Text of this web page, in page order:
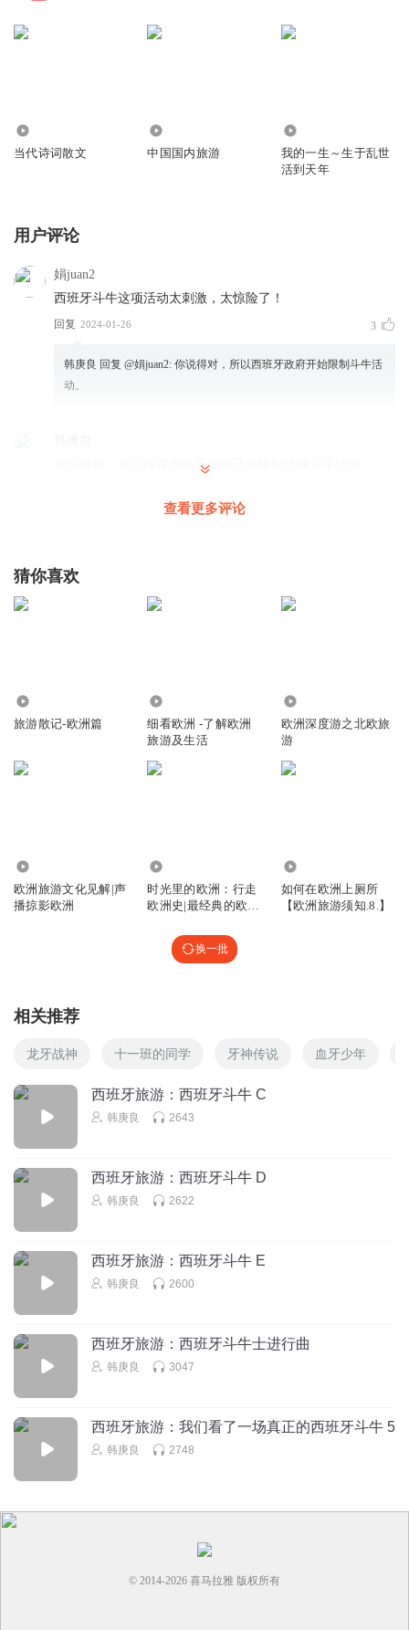
当代诗词散文 中国国内旅游
我的一生～生于乱世
活到天年
用户评论
娟juan2
西班牙斗牛这项活动太刺激，太惊险了！
回复 2024-01-26 3
韩庚良 回复 @娟juan2: 你说得对，所以西班牙政府开始限制斗牛活
动。
你说得对，所以现在西班牙政府开始限制这项斗牛活动。
查看更多评论
猜你喜欢
旅游散记-欧洲篇
细看欧洲 -了解欧洲
旅游及生活
欧洲深度游之北欧旅
游
欧洲旅游文化见解|声
播掠影欧洲
时光里的欧洲：行走
欧洲史|最经典的欧洲
如何在欧洲上厕所
【欧洲旅游须知.8.】
换一批
相关推荐
龙牙战神 十一班的同学 牙神传说 血牙少年
西班牙旅游：西班牙斗牛 C
韩庚良 2643
西班牙旅游：西班牙斗牛 D
韩庚良 2622
西班牙旅游：西班牙斗牛 E
韩庚良 2600
西班牙旅游：西班牙斗牛士进行曲
韩庚良 3047
西班牙旅游：我们看了一场真正的西班牙斗牛 5
韩庚良 2748
© 2014-2026 喜马拉雅 版权所有